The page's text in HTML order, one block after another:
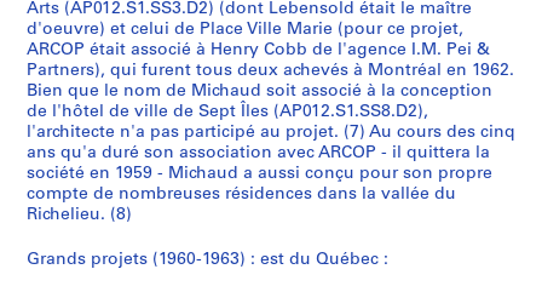
AP012.S1.SS2.D6
AP012.S1.SS2.D19
-
1
9
5
9
AP012.S1.SS3.D1
e
m
u
s
i
q
u
e
s
,
1
9
5
1
AP012.S2.SS2.D1
r
s
,
1
9
5
6
AP012.S2.SS2.D2
t
d
e
l
'
H
ô
p
t
g
e
L
e
b
l
a
n
c
,
e
t
i
t
e
-
M
a
a
e
g
e
,
K
i
n
g
s
t
AP012.S2.SS2.D7
m
o
n
d
v
i
l
l
e
,
u
i
l
,
1
9
6
3
e
u
n
e
s
,
1
9
6
3
s
A
r
t
s
,
s
o
r
t
u
n
e
s
,
1
9
6
4
AP012.S2.SS2.D12
6
5
-
1
9
6
6
AP012.S2.SS2.D13
Arts (AP012.S1.SS3.D2) (dont Lebensold était le maître
d'oeuvre) et celui de Place Ville Marie (pour ce projet,
ARCOP était associé à Henry Cobb de l'agence I.M. Pei &
Partners), qui furent tous deux achevés à Montréal en 1962.
Bien que le nom de Michaud soit associé à la conception
de l'hôtel de ville de Sept Îles (AP012.S1.SS8.D2),
l'architecte n'a pas participé au projet. (7) Au cours des cinq
ans qu'a duré son association avec ARCOP - il quittera la
société en 1959 - Michaud a aussi conçu pour son propre
compte de nombreuses résidences dans la vallée du
Richelieu. (8)
Grands projets (1960-1963) : est du Québec :